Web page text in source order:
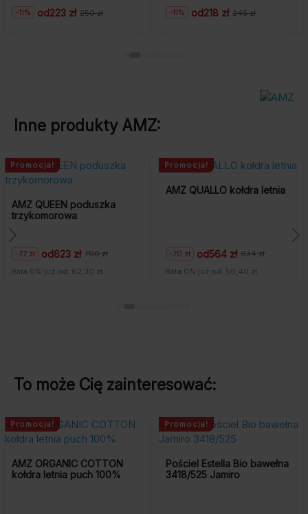
od
Pierwotna
Aktualna
-11%
Pierwotna
cena
Aktualna
cena
Inne produkty AMZ:
Promocja!
AMZ QUALLO kołdra letnia
od
Pierwotna
cena
Aktualna
cena
-70 zł
Rata 0% już od: 56,40 zł
Promocja!
AMZ TENCEL
od
Pierwotna
cena
443 zł
Aktualna
cena
-11%
Rata 0% już od: 44,30
To może Cię zainteresować:
100%
Promocja!
Pościel Estella Bio bawełna
3418/525 Jamiro